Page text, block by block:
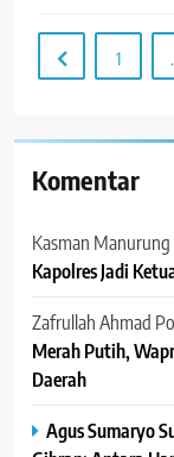
1
Komentar
Kasman Manurung
Kapolres Jadi
Zafrullah Ahmad
Merah Putih,
Daerah
Agus Sumaryo